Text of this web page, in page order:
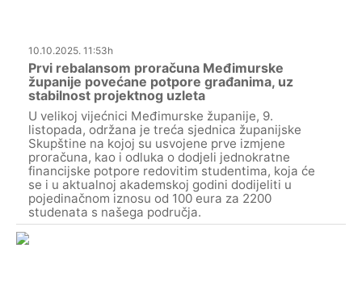
10.10.2025. 11:53h
Prvi rebalansom proračuna Međimurske
županije povećane potpore građanima, uz
stabilnost projektnog uzleta
U velikoj vijećnici Međimurske županije, 9.
listopada, održana je treća sjednica županijske
Skupštine na kojoj su usvojene prve izmjene
proračuna, kao i odluka o dodjeli jednokratne
financijske potpore redovitim studentima, koja će
se i u aktualnoj akademskoj godini dodijeliti u
pojedinačnom iznosu od 100 eura za 2200
studenata s našega područja.